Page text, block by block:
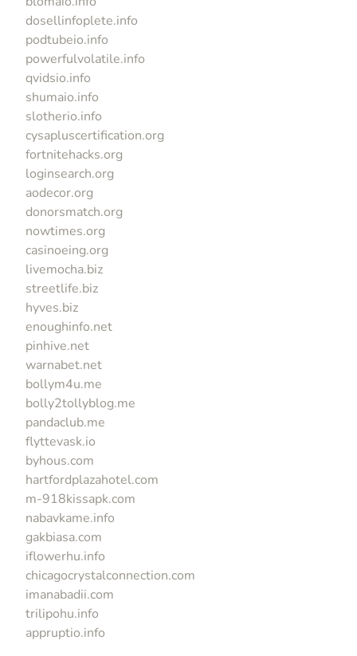
dosellinfoplete.info
podtubeio.info
powerfulvolatile.info
qvidsio.info
shumaio.info
slotherio.info
cysapluscertification.org
fortnitehacks.org
loginsearch.org
aodecor.org
donorsmatch.org
nowtimes.org
casinoeing.org
livemocha.biz
streetlife.biz
hyves.biz
enoughinfo.net
pinhive.net
warnabet.net
bollym4u.me
bolly2tollyblog.me
pandaclub.me
flyttevask.io
byhous.com
hartfordplazahotel.com
m-918kissapk.com
nabavkame.info
gakbiasa.com
iflowerhu.info
chicagocrystalconnection.com
imanabadii.com
trilipohu.info
appruptio.info